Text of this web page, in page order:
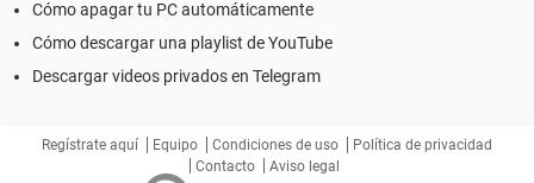
Cómo apagar tu PC automáticamente
Cómo descargar una playlist de YouTube
Descargar videos privados en Telegram
Regístrate aquí Equipo Condiciones de uso
Política de privacidad
Contacto
Aviso legal